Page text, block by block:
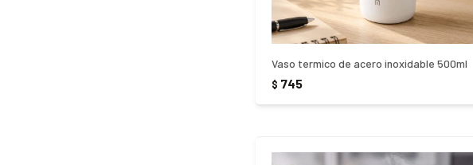
Vaso termico de acero inoxidable 500ml
$ 745